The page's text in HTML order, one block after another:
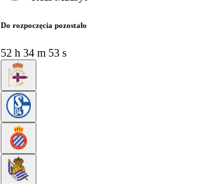
Do rozpoczęcia pozostało
52 h 34 m 52 s